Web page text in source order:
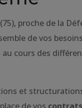
proche de la
de vos
cours des
et